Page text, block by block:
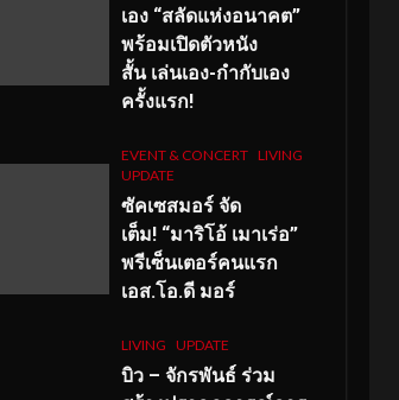
เอง “สลัดแห่งอนาคต”
พร้อมเปิดตัวหนัง
สั้น เล่นเอง-กำกับเอง
ครั้งแรก!
EVENT & CONCERT LIVING
UPDATE
ซัคเซสมอร์ จัด
เต็ม! “มาริโอ้ เมาเร่อ”
พรีเซ็นเตอร์คนแรก
เอส.โอ.ดี มอร์
LIVING UPDATE
บิว – จักรพันธ์ ร่วม